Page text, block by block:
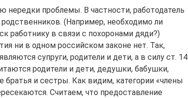
нередки проблемы. В частности, работодатель
(Например, необходимо ли
работнику в связи с похоронами дяди?)
ни в одном российском законе нет. Так,
супруги, родители и дети, а в силу ст. 14
родители и дети, дедушки, бабушки,
братья и сестры. Как видим, категории «члены
Считаем, что предоставление